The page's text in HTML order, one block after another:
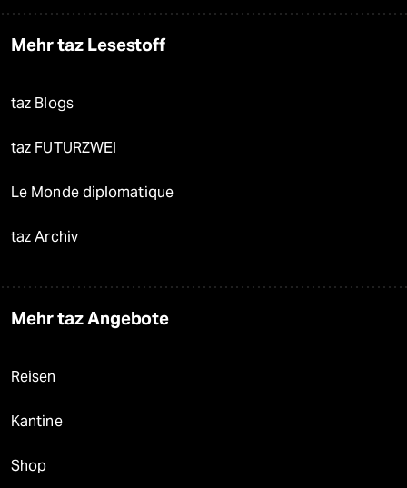
Mehr taz Lesestoff
taz Blogs
taz FUTURZWEI
Le Monde diplomatique
taz Archiv
Mehr taz Angebote
Reisen
Kantine
Shop